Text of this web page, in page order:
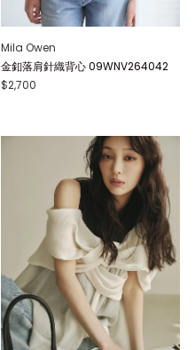
Mila Owen
金釦落肩針織背心 09WNV264042
$2,700